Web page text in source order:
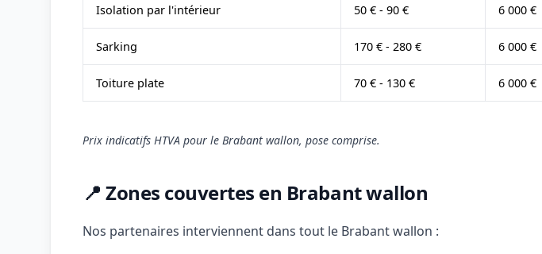
Isolation par l'intérieur 50 € - 90 € 6 000 €
Sarking 170 € - 280 € 6 000 €
Toiture plate 70 € - 130 € 6 000 €
Prix indicatifs HTVA pour le Brabant wallon, pose comprise.
📍 Zones couvertes en Brabant wallon
Nos partenaires interviennent dans tout le Brabant wallon :